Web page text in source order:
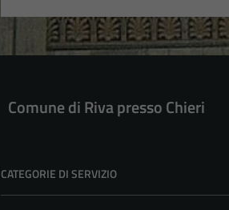
Comune di Riva presso Chieri
CATEGORIE DI SERVIZIO